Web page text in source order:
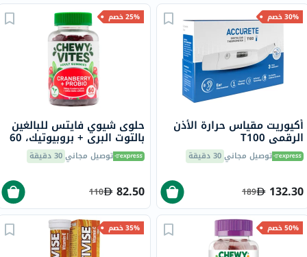
30% خصم
أكيوريت مقياس حرارة الأذن
الرقمي T100
توصيل مجاني30 دقيقة
132.30
189
25% خصم
حلوى شيوي فايتس للبالغين
بالتوت البري + بروبيوتيك، 60
قطعة توصيل مجاني30 دقيقة
82.50
110
50% خصم 35% خصم